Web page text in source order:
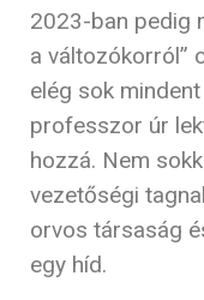
2023-ban pedig
a változókorról”
elég sok
professzor úr
hozzá. Nem
vezetőségi
orvos társaság
egy híd.